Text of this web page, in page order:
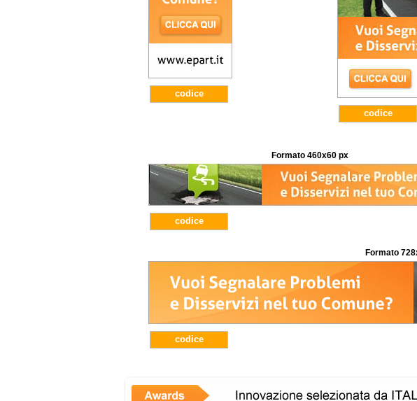
codice
codice
Formato 460x60 px
codice
Formato
codice